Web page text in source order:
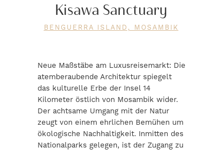
Kisawa Sanctuary
BENGUERRA ISLAND, MOSAMBIK
Neue Maßstäbe am Luxusreisemarkt: Die
atemberaubende Architektur spiegelt
das kulturelle Erbe der Insel 14
Kilometer östlich von Mosambik wider.
Der achtsame Umgang mit der Natur
zeugt von einem ehrlichen Bemühen um
ökologische Nachhaltigkeit. Inmitten des
Nationalparks gelegen, ist der Zugang zu